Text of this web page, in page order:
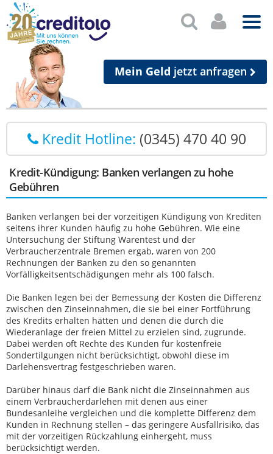
Mein Geld jetzt anfragen
Kredit Hotline: (0345) 470 40 90
Kredit-Kündigung: Banken verlangen zu hohe
Gebühren
Banken verlangen bei der vorzeitigen Kündigung von Krediten
seitens ihrer Kunden häufig zu hohe Gebühren. Wie eine
Untersuchung der Stiftung Warentest und der
Verbraucherzentrale Bremen ergab, waren von 200
Rechnungen der Banken zu den so genannten
Vorfälligkeitsentschädigungen mehr als 100 falsch.
Die Banken legen bei der Bemessung der Kosten die Differenz
zwischen den Zinseinnahmen, die sie bei einer Fortführung
des Kredits erhalten hätten und denen die durch die
Wiederanlage der freien Mittel zu erzielen sind, zugrunde.
Dabei werden oft Rechte des Kunden für kostenfreie
Sondertilgungen nicht berücksichtigt, obwohl diese im
Darlehensvertrag festgeschrieben waren.
Darüber hinaus darf die Bank nicht die Zinseinnahmen aus
einem Verbraucherdarlehen mit denen aus einer
Bundesanleihe vergleichen und die komplette Differenz dem
Kunden in Rechnung stellen – das geringere Ausfallrisiko, das
mit der vorzeitigen Rückzahlung einhergeht, muss
berücksichtigt werden.